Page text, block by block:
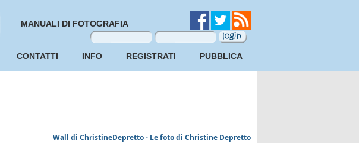
MANUALI DI FOTOGRAFIA
CONTATTI INFO REGISTRATI PUBBLICA
Wall di ChristineDepretto - Le foto di Christine Depretto